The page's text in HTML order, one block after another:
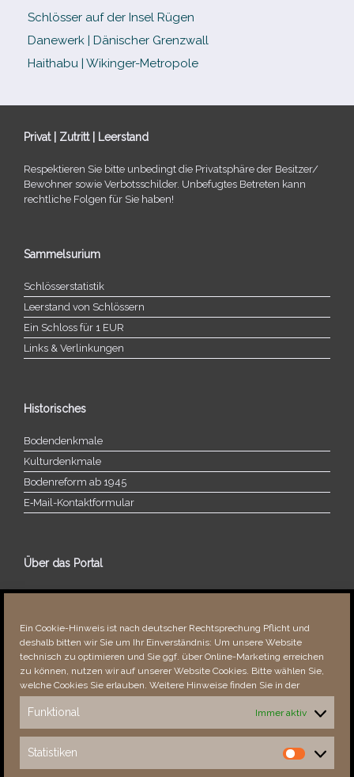
Ein Cookie-Hinweis ist nach deutscher Rechtsprechung Pflicht und
deshalb bitten wir Sie um Ihr Einverständnis: Um unsere Website
technisch zu optimieren und Sie ggf. über Online-Marketing erreichen
zu können, nutzen wir auf unserer Website Cookies. Bitte wählen Sie,
welche Cookies Sie erlauben. Weitere Hinweise finden Sie in der
Funktional Immer aktiv
Statistiken
Statistiken
Schlösser auf der Insel Rügen
Danewerk | Dänischer Grenzwall
Haithabu | Wikinger-Metropole
Privat | Zutritt | Leerstand
Respektieren Sie bitte unbe­dingt die Privatsphäre der Besitzer/​
Bewohner sowie Verbotsschilder. Unbefugtes Betreten kann
recht­li­che Folgen für Sie haben!
Sammelsurium
Schlösserstatistik
Leerstand von Schlössern
Ein Schloss für 1 EUR
Links & Verlinkungen
Historisches
Bodendenkmale
Kulturdenkmale
Bodenreform ab 1945
E‑Mail-​​Kontaktformular
Über das Portal
Über dieses Portal
Fehler bemerkt?
Besucher seit 08/​2021